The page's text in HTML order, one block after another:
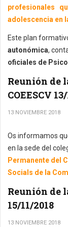
profesionales
adolescencia en
Este plan
autonómica,
oficiales de
Reunión de
COEESCV
13 NOVIEMBRE 2018
Os informamos
en la sede del
Permanente del
Socials de la
Reunión de
15/11/2018
13 NOVIEMBRE 2018